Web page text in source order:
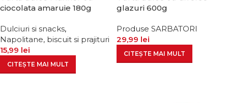
ciocolata amaruie 180g
Dulciuri si snacks,
Napolitane, biscuit si prajituri
15,99 lei
CITEȘTE MAI MULT
glazuri 600g
Produse SARBATORI
29,99 lei
CITEȘTE MAI MULT